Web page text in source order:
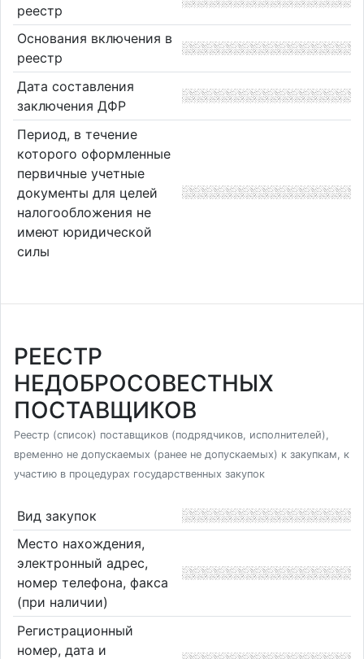
реестр
Основания включения в
реестр
Дата составления
заключения ДФР
Период, в течение
которого оформленные
первичные учетные
документы для целей
налогообложения не
имеют юридической
силы
РЕЕСТР
НЕДОБРОСОВЕСТНЫХ
ПОСТАВЩИКОВ
Реестр (список) поставщиков (подрядчиков, исполнителей),
временно не допускаемых (ранее не допускаемых) к закупкам, к
участию в процедурах государственных закупок
Вид закупок
Место нахождения,
электронный адрес,
номер телефона, факса
(при наличии)
Регистрационный
номер, дата и